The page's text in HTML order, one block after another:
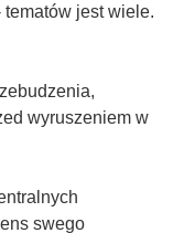
jest wiele.
zacząć?
wyruszeniem w
swego